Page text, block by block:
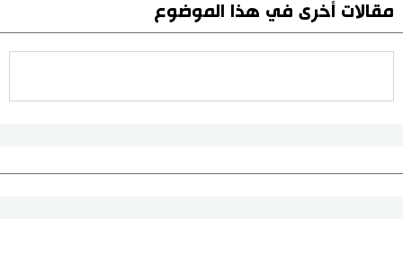
مقالات أخرى في هذا الموضوع